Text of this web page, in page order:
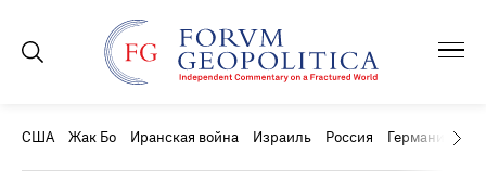
США Жак Бо Иранская война Израиль Россия Германия